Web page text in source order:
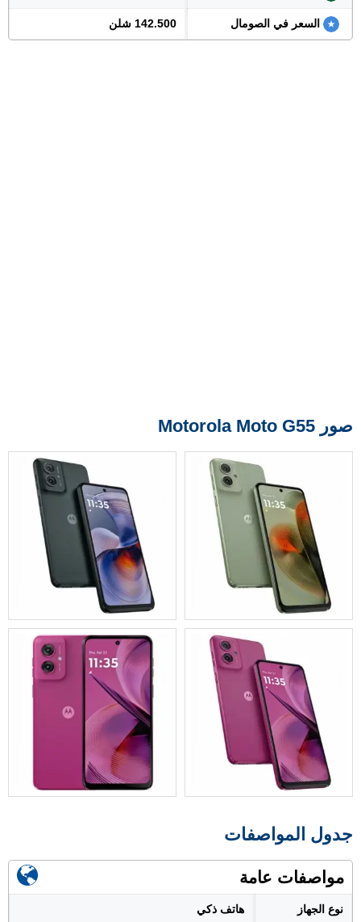
السعر في الصومال 142.500 شلن
صور Motorola Moto G55
جدول المواصفات
مواصفات عامة
نوع الجهاز هاتف ذكي